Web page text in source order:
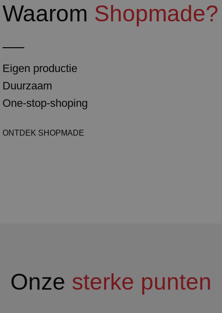
Waarom Shopmade?
Eigen productie
Duurzaam
One-stop-shoping
ONTDEK SHOPMADE
Onze sterke punten